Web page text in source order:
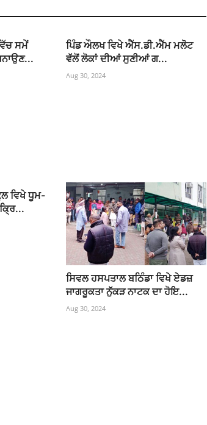
ਸਮੇਂ
ਪਿੰਡ ਔਲਖ ਵਿਖੇ ਐੱਸ.ਡੀ.ਐੱਮ ਮਲੋਟ
ਵੱਲੋਂ ਲੋਕਾਂ ਦੀਆਂ ਸੁਣੀਆਂ ਗ...
Aug 30, 2024
ਵਿਖੇ ਧੂਮ-
ਸਿਵਲ ਹਸਪਤਾਲ ਬਠਿੰਡਾ ਵਿਖੇ ਏਡਜ਼
ਜਾਗਰੂਕਤਾ ਨੁੱਕੜ ਨਾਟਕ ਦਾ ਹੋਇ...
Aug 30, 2024